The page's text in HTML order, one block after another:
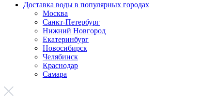
Доставка воды в популярных городах
Москва
Санкт-Петербург
Нижний Новгород
Екатеринбург
Новосибирск
Челябинск
Краснодар
Самара